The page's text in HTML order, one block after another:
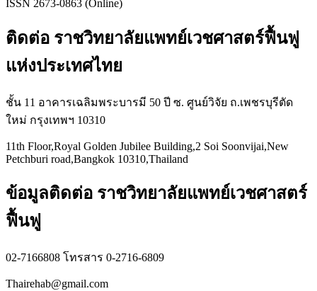
ISSN 2673-0863 (Online)
ติดต่อ ราชวิทยาลัยแพทย์เวชศาสตร์ฟื้นฟู
แห่งประเทศไทย
ชั้น 11 อาคารเฉลิมพระบารมี 50 ปี ซ. ศูนย์วิจัย ถ.เพชรบุรีตัด
ใหม่ กรุงเทพฯ 10310
11th Floor,Royal Golden Jubilee Building,2 Soi Soonvijai,New
Petchburi road,Bangkok 10310,Thailand
ข้อมูลติดต่อ ราชวิทยาลัยแพทย์เวชศาสตร์
ฟื้นฟู
02-7166808 โทรสาร 0-2716-6809
Thairehab@gmail.com